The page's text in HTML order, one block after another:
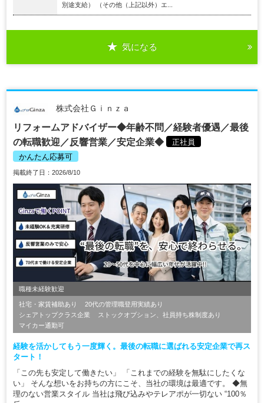
別途支給） （その他（上記以外）エ...
気になる
株式会社Ｇｉｎｚａ
リフォームアドバイザー◆年齢不問／経験者優遇／最後
の転職歓迎／反響営業／安定企業◆
正社員
かんたん応募可
掲載終了日：2026/8/10
職種未経験歓迎
社宅・家賃補助あり
20代の管理職登用実績あり
シェアトップクラス企業
ストックオプション、社員持ち株制度あり
マイカー通勤可
経験を活かしてもう一度輝く。最後の転職に選ばれる安定企業で再ス
タート！
「この先も安定して働きたい」 「これまでの経験を無駄にしたくな
い」 そんな想いをお持ちの方にこそ、当社の環境は最適です。 ◆無
理のない営業スタイル 当社は飛び込みやテレアポが一切ない “100％